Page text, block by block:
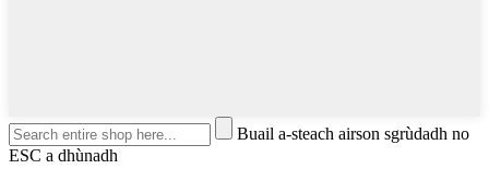
Buail a-steach airson sgrùdadh no
ESC a dhùnadh